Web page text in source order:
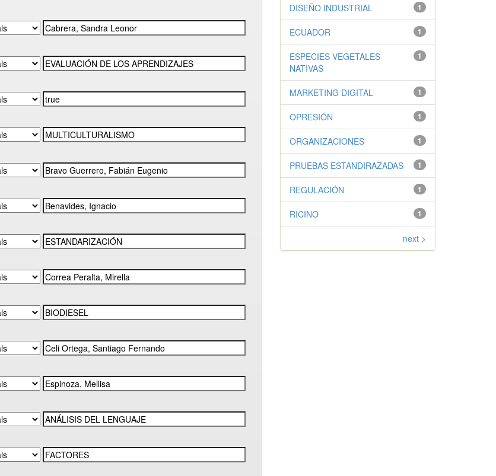
1
DISEÑO INDUSTRIAL
1
ECUADOR
1
ESPECIES VEGETALES
NATIVAS
1
MARKETING DIGITAL
1
OPRESIÓN
1
ORGANIZACIONES
1
PRUEBAS ESTANDIRAZADAS
1
REGULACIÓN
1
RICINO
next >